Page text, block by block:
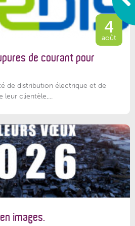
4
août
de courant pour
de distribution électrique et de
leur clientèle,...
images.